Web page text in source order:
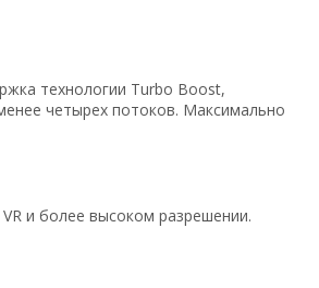
технологии Turbo Boost,
четырех потоков. Максимально
и более высоком разрешении.